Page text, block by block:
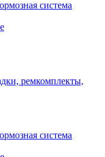
система
ремкомплекты,
система